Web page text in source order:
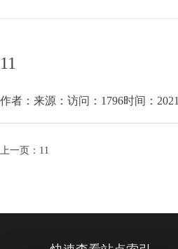
11
作者： 来源： 访问：1796时间：
上一页： 11